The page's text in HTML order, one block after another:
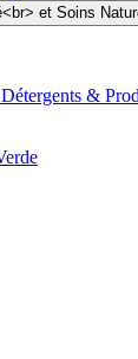
Détergents &